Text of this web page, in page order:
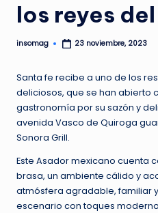
los reyes
Publicado
insomag 23 noviembre, 2023
Santa fe recibe a uno de los
deliciosos, que se han abierto
gastronomía por su sazón y
avenida Vasco de Quiroga
Sonora Grill.
Este Asador mexicano cuenta
brasa, un ambiente cálido y
atmósfera agradable, familiar
escenario con toques